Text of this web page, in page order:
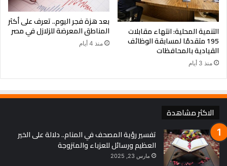
التنمية المحلية: انتهاء مقابلات
195 متقدمًا لمسابقة الوظائف
القيادية بالمحافظات
منذ 3 أيام
بعد هزة فجر اليوم.. تعرف على أكثر
المناطق المعرضة للزلازل في مصر
منذ 4 أيام
الاكثر مشاهدة
تفسير رؤية المصحف في المنام.. دلالة على الخير
العظيم ورسائل للعزباء والمتزوجة
مارس 23, 2025